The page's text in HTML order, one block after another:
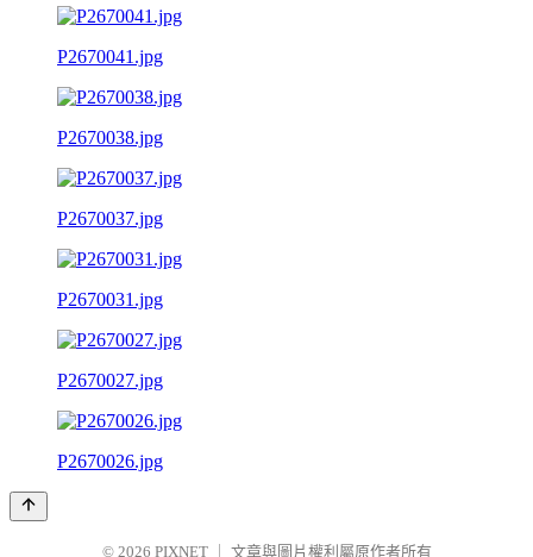
P2670041.jpg
P2670038.jpg
P2670037.jpg
P2670031.jpg
P2670027.jpg
P2670026.jpg
© 2026 PIXNET 文章與圖片權利屬原作者所有